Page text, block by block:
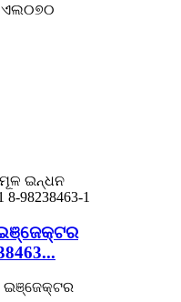
ଇଞ୍ଜେକ୍ଟର